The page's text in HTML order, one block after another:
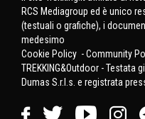
RCS Mediagroup ed è unico
(testuali o grafiche), i
medesimo
Cookie Policy -Community
TREKKING&Outdoor - Testata
Dumas S.r.l.s. e registrata